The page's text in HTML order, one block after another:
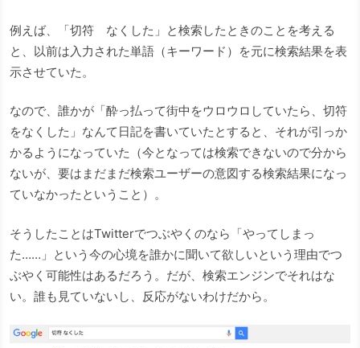
例えば、「切符 なくした」と検索したときのことを考える
と、以前は入力された単語（キーワード）を元に検索結果を表
示させていた。
なので、誰かが「酔っ払って街中をウロウロしていたら、切符
をなくした」なんて日記を書いていたとすると、それが引っか
かるようになっていた（今となっては検索できないので分から
ないが、要はまだまだ検索ユーザーの意図する検索結果になっ
ていなかったということ）。
そうしたことはTwitterでつぶやくのなら「やってしまっ
た……」という今の心境を誰かに聞いて欲しいという理由でつ
ぶやく可能性はあるだろう。だが、検索エンジンでそれはな
い。誰も見ていないし、反応がないわけだから。